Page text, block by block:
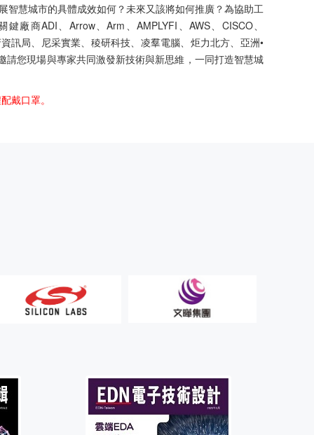
慧城市的具體成效如何？未來又該將如何推廣？為協助工
廠商ADI、Arrow、Arm、AMPLYFI、AWS、CISCO、
訊局、尼采實業、稜研科技、凌羣電腦、炬力北方、亞洲•
您現場與專家共同激發新技術與新思維，一同打造智慧城
戴口罩。